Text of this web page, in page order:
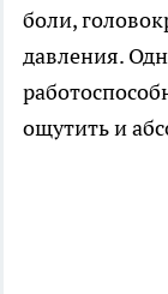
боли,
давления.
ощутить и